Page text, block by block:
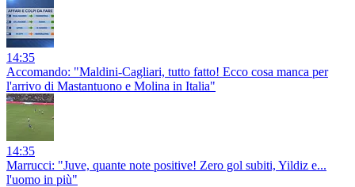
14:35
Accomando: "Maldini-Cagliari, tutto fatto! Ecco cosa manca per
l'arrivo di Mastantuono e Molina in Italia"
14:35
Marrucci: "Juve, quante note positive! Zero gol subiti, Yildiz e...
l'uomo in più"